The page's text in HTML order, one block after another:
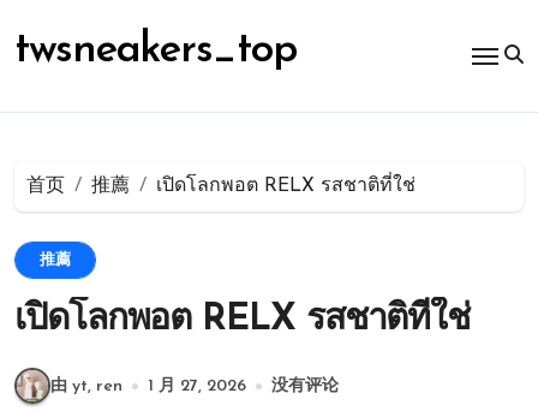
容
twsneakers_top
首页 推薦 เปิดโลกพอต RELX รสชาติที่ใช่
推薦
เปิดโลกพอต RELX รสชาติที่ใช่
由 yt, ren 1 月 27, 2026 没有评论